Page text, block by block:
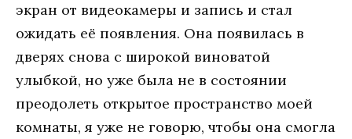
экран от видеокамеры и запись и стал
ожидать её появления. Она появилась в
дверях снова с широкой виноватой
улыбкой, но уже была не в состоянии
преодолеть открытое пространство моей
комнаты, я уже не говорю, чтобы она смогла